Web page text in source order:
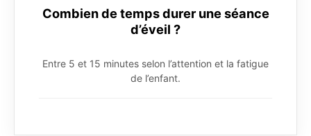
Combien de temps durer une séance
d’éveil ?
Entre 5 et 15 minutes selon l’attention et la fatigue
de l’enfant.